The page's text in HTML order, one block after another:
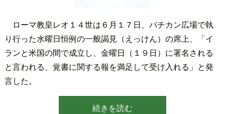
ローマ教皇レオ１４世は６月１７日、バチカン広場で執
り行った水曜日恒例の一般謁見（えっけん）の席上、「イ
ランと米国の間で成立し、金曜日（１９日）に署名される
と言われる、覚書に関する報を満足して受け入れる」と発
言した。
続きを読む